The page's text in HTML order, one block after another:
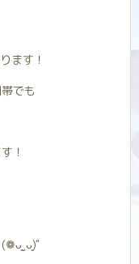
ます！
でも
！